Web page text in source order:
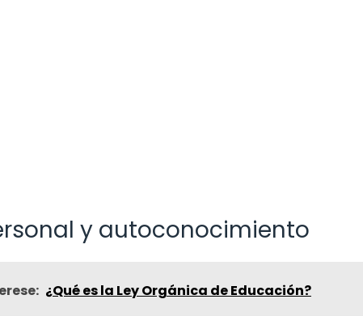
y autoconocimiento
¿Qué es la Ley Orgánica de Educación?